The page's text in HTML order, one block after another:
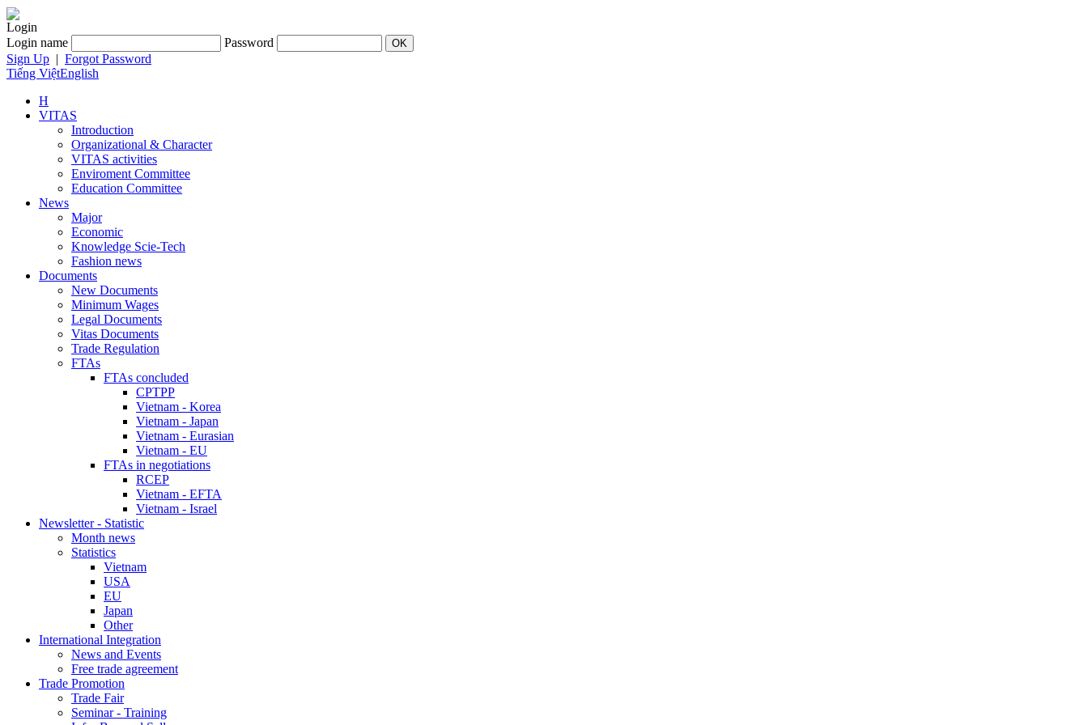
Login
Login name
Password
Sign Up | Forgot Password
Tiếng ViệtEnglish
H
VITAS
Introduction
Organizational & Character
VITAS activities
Enviroment Committee
Education Committee
News
Major
Economic
Knowledge Scie-Tech
Fashion news
Documents
New Documents
Minimum Wages
Legal Documents
Vitas Documents
Trade Regulation
FTAs
FTAs concluded
CPTPP
Vietnam - Korea
Vietnam - Japan
Vietnam - Eurasian
Vietnam - EU
FTAs in negotiations
RCEP
Vietnam - EFTA
Vietnam - Israel
Newsletter - Statistic
Month news
Statistics
Vietnam
USA
EU
Japan
Other
International Integration
News and Events
Free trade agreement
Trade Promotion
Trade Fair
Seminar - Training